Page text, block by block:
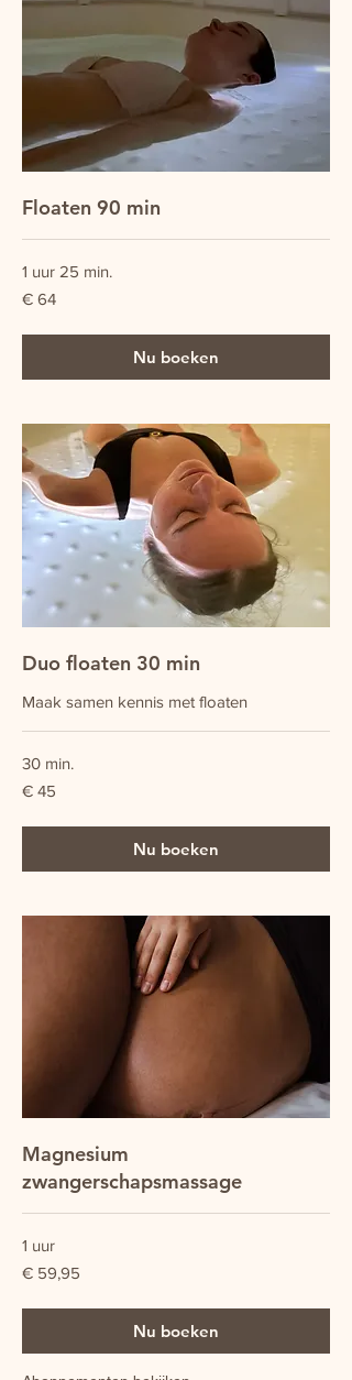
Floaten 90 min
1 uur 25 min.
64
euro
€ 64
Nu boeken
Duo floaten 30 min
Maak samen kennis met floaten
30 min.
45
euro
€ 45
Nu boeken
Magnesium
zwangerschapsmassage
1 uur
59,95
euro
€ 59,95
Nu boeken